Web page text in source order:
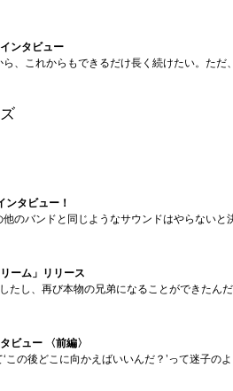
ンタビュー
、これからもできるだけ長く続けたい。ただ
タビュー！
のバンドと同じようなサウンドはやらないと
ーム」リリース
たし、再び本物の兄弟になることができたんだ
ビュー 〈前編〉
この後どこに向かえばいいんだ？’って迷子